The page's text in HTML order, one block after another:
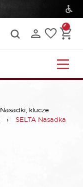
Nasadki, klucze
›
SELTA Nasadka